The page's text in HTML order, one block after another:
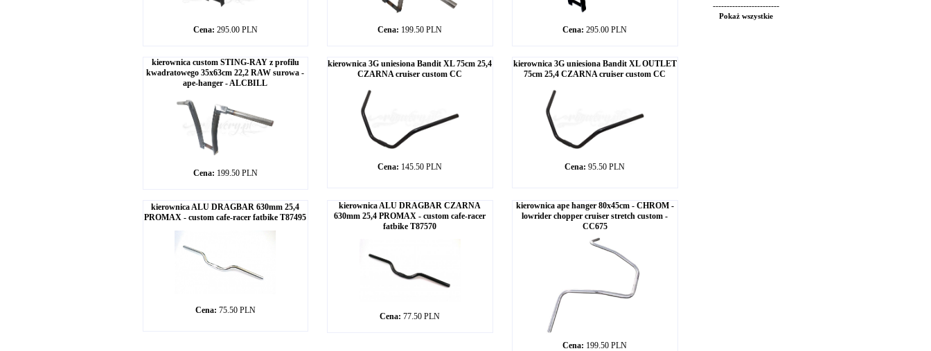
Cena: 295.00 PLN Cena: 199.50 PLN Cena: 295.00 PLN
kierownica custom STING-RAY z profilu
kwadratowego 35x63cm 22,2 RAW surowa -
ape-hanger - ALCBILL
Cena: 199.50 PLN
kierownica 3G uniesiona Bandit XL 75cm 25,4
CZARNA cruiser custom CC
Cena: 145.50 PLN
kierownica 3G uniesiona Bandit XL OUTLET
75cm 25,4 CZARNA cruiser custom CC
Cena: 95.50 PLN
kierownica ALU DRAGBAR 630mm 25,4
PROMAX - custom cafe-racer fatbike T87495
Cena: 75.50 PLN
kierownica ALU DRAGBAR CZARNA
630mm 25,4 PROMAX - custom cafe-racer
fatbike T87570
Cena: 77.50 PLN
kierownica ape hanger 80x45cm - CHROM -
lowrider chopper cruiser stretch custom -
CC675
Cena: 199.50 PLN
------------------------
Pokaż wszystkie